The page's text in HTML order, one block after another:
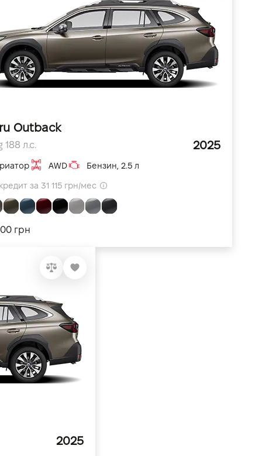
Outback
188 л.с. 2025
AWD Бензин, 2.5 л
за 31 115 грн/мес
грн
2025